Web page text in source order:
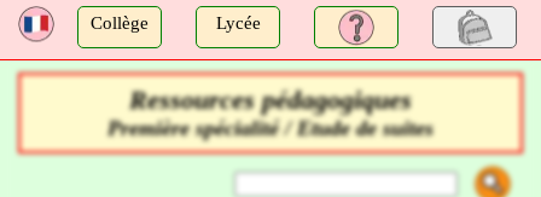
a Collège Lycée
Ressources pédagogiques
Première spécialité / Etude de suites